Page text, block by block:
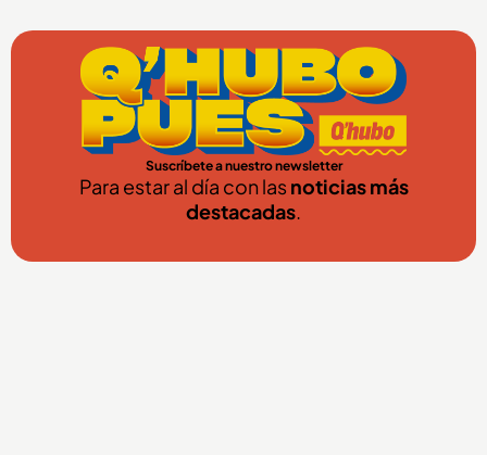
Suscríbete a nuestro newsletter
Para estar al día con lasnoticias más
destacadas.